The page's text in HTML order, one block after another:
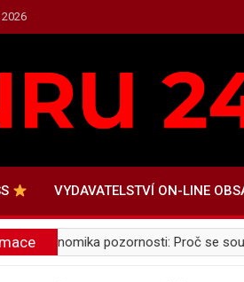
VYDAVATELSTVÍ ON-LINE
Ekonomika pozornosti: Proč se